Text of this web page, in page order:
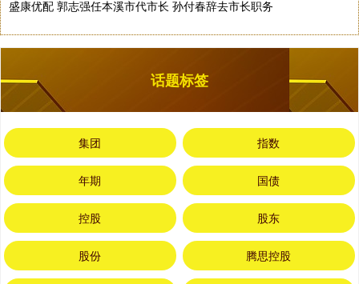
盛康优配 郭志强任本溪市代市长 孙付春辞去市长职务
话题标签
集团 指数
年期 国债
控股 股东
股份 腾思控股